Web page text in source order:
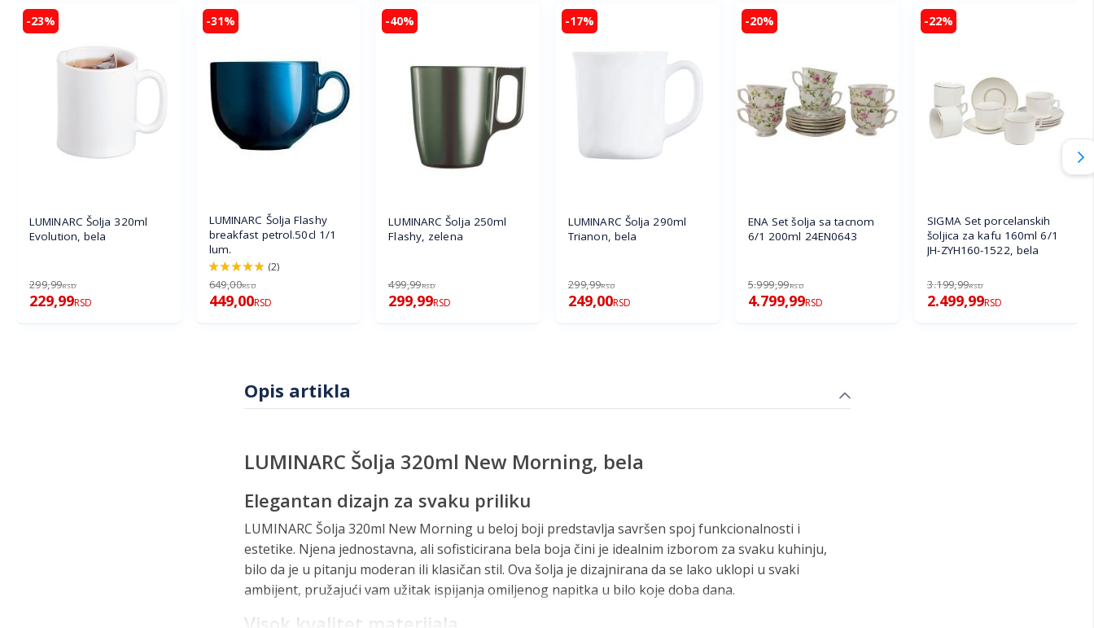
-23%
LUMINARC Šolja 320ml
Evolution, bela
299,99RSD
229,99RSD
-31%
LUMINARC Šolja Flashy
breakfast petrol.50cl 1/1
lum.
100%
(2)
649,00RSD
449,00RSD
-40%
LUMINARC Šolja 250ml
Flashy, zelena
499,99RSD
299,99RSD
-17%
LUMINARC Šolja 290ml
Trianon, bela
299,99RSD
249,00RSD
-20%
ENA Set šolja sa tacnom
6/1 200ml 24EN0643
5.999,99RSD
4.799,99RSD
-22%
SIGMA Set porcelanskih
šoljica za kafu 160ml 6/1
JH-ZYH160-1522, bela
3.199,99RSD
2.499,99RSD
Opis artikla
LUMINARC Šolja 320ml New Morning, bela
Elegantan dizajn za svaku priliku
LUMINARC Šolja 320ml New Morning u beloj boji predstavlja savršen spoj funkcionalnosti i
estetike. Njena jednostavna, ali sofisticirana bela boja čini je idealnim izborom za svaku kuhinju,
bilo da je u pitanju moderan ili klasičan stil. Ova šolja je dizajnirana da se lako uklopi u svaki
ambijent, pružajući vam užitak ispijanja omiljenog napitka u bilo koje doba dana.
Visok kvalitet materijala